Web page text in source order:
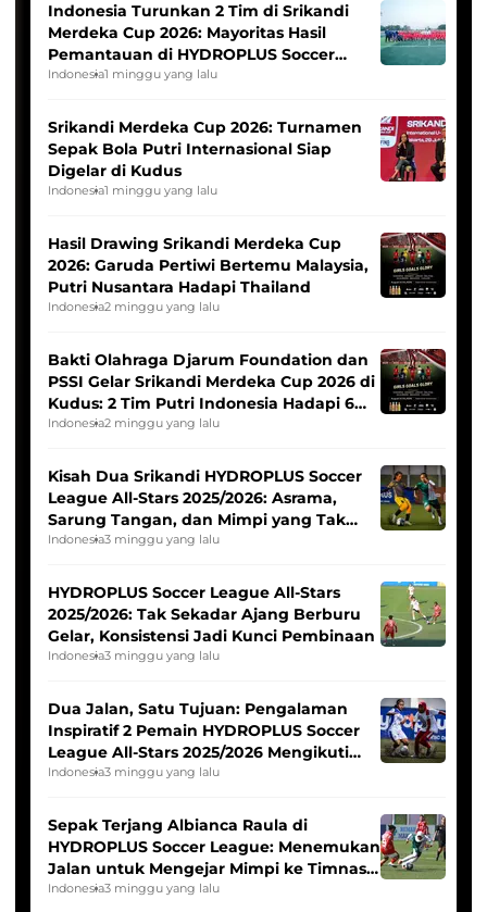
Indonesia Turunkan 2 Tim di Srikandi
Merdeka Cup 2026: Mayoritas Hasil
Pemantauan di HYDROPLUS Soccer
League
Indonesia1 minggu yang lalu
Srikandi Merdeka Cup 2026: Turnamen
Sepak Bola Putri Internasional Siap
Digelar di Kudus
Indonesia1 minggu yang lalu
Hasil Drawing Srikandi Merdeka Cup
2026: Garuda Pertiwi Bertemu Malaysia,
Putri Nusantara Hadapi Thailand
Indonesia2 minggu yang lalu
Bakti Olahraga Djarum Foundation dan
PSSI Gelar Srikandi Merdeka Cup 2026 di
Kudus: 2 Tim Putri Indonesia Hadapi 6
Tim Asia
Indonesia2 minggu yang lalu
Kisah Dua Srikandi HYDROPLUS Soccer
League All-Stars 2025/2026: Asrama,
Sarung Tangan, dan Mimpi yang Tak
Pernah Padam
Indonesia3 minggu yang lalu
HYDROPLUS Soccer League All-Stars
2025/2026: Tak Sekadar Ajang Berburu
Gelar, Konsistensi Jadi Kunci Pembinaan
Indonesia3 minggu yang lalu
Dua Jalan, Satu Tujuan: Pengalaman
Inspiratif 2 Pemain HYDROPLUS Soccer
League All-Stars 2025/2026 Mengikuti
Seleksi Timnas Indonesia Putri
Indonesia3 minggu yang lalu
Sepak Terjang Albianca Raula di
HYDROPLUS Soccer League: Menemukan
Jalan untuk Mengejar Mimpi ke Timnas
Indonesia Putri
Indonesia3 minggu yang lalu